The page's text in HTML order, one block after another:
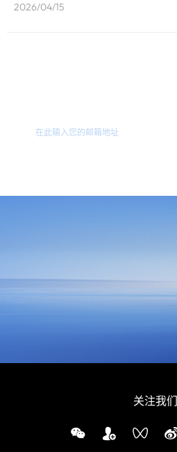
2026/04/15
关注我们